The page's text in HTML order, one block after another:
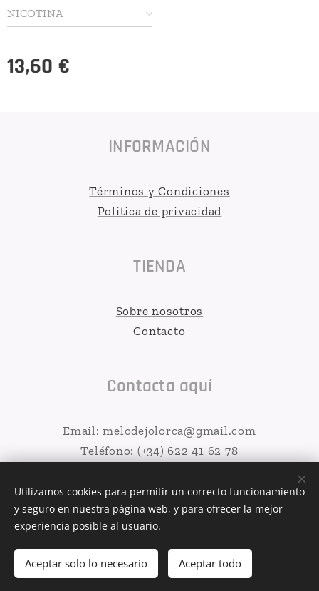
NICOTINA
13,60 €
Añadir a la cesta
INFORMACIÓN
Términos y Condiciones
Política de privacidad
TIENDA
Sobre nosotros
Contacto
Contacta aquí
Email: melodejolorca@gmail.com
Teléfono: (+34) 622 41 62 78
MELODEJO 2026 Cookies
Utilizamos cookies para permitir un correcto funcionamiento
y seguro en nuestra página web, y para ofrecer la mejor
experiencia posible al usuario.
Aceptar solo lo necesario Aceptar todo